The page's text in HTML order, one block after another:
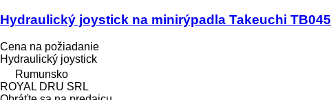
Hydraulický joystick na minirýpadla Takeuchi TB045
Cena na požiadanie
Hydraulický joystick
Rumunsko
ROYAL DRU SRL